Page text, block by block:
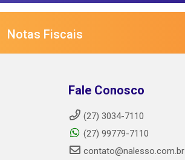
Notas Fiscais
Fale Conosco
(27) 3034-7110
(27) 99779-7110
contato@nalesso.com.br